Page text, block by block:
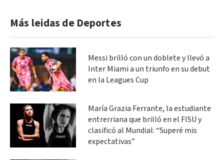
Más leidas de Deportes
Messi brilló con un doblete y llevó a
Inter Miami a un triunfo en su debut
en la Leagues Cup
María Grazia Ferrante, la estudiante
entrerriana que brilló en el FISU y
clasificó al Mundial: “Superé mis
expectativas”